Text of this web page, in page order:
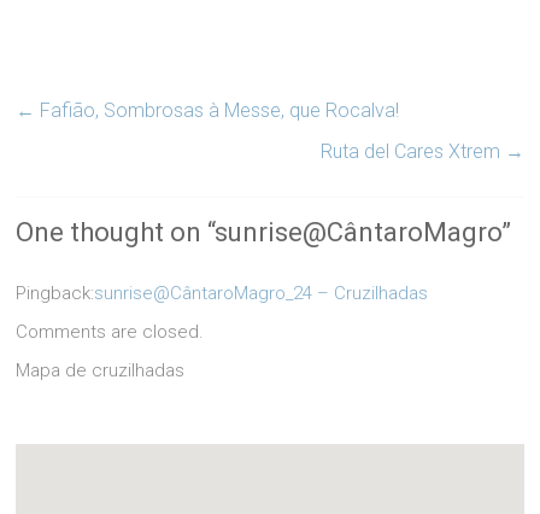
← Fafião, Sombrosas à Messe, que Rocalva!
Ruta del Cares Xtrem →
One thought on “sunrise@CântaroMagro”
Pingback:sunrise@CântaroMagro_24 – Cruzilhadas
Comments are closed.
Mapa de cruzilhadas